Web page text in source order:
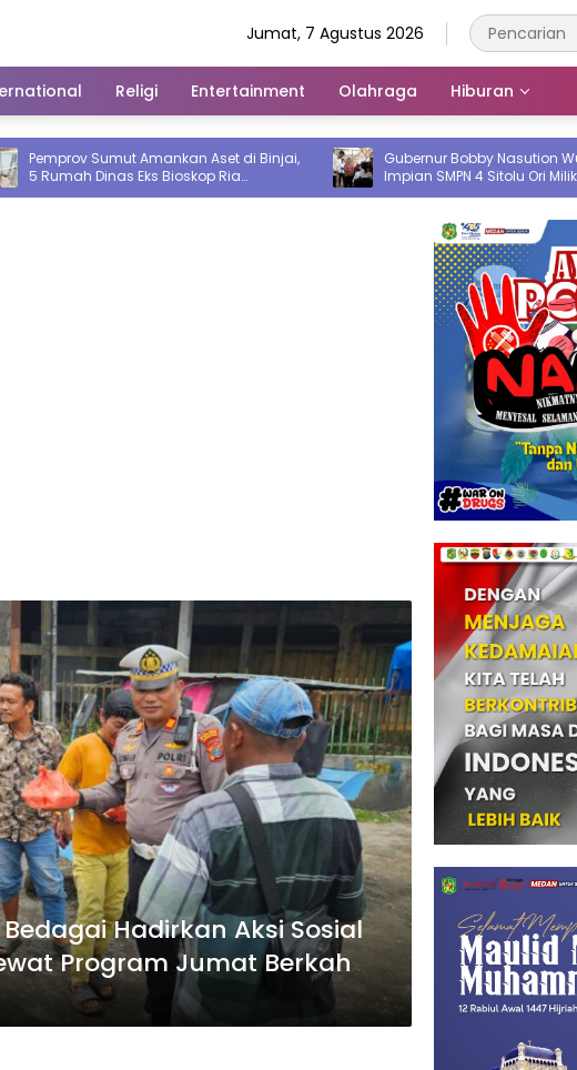
Jumat, 7 Agustus 2026
Religi Entertainment Olahraga Hiburan
Amankan Aset di Binjai,
Eks Bioskop Ria
Gubernur Bobby Nasution Wujudkan
Impian SMPN 4 Sitolu Ori Miliki Gedung
Permanen
Hadirkan Aksi Sosial
Program Jumat Berkah